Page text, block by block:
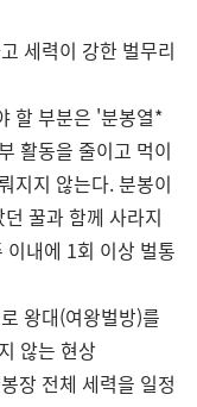
세력이 강한 벌무리
할 부분은 '분봉열*
활동을 줄이고 먹이
지지 않는다. 분봉이
꿀과 함께 사라지
내에 1회 이상 벌통
왕대(여왕벌방)를
않는 현상
장 전체 세력을 일정